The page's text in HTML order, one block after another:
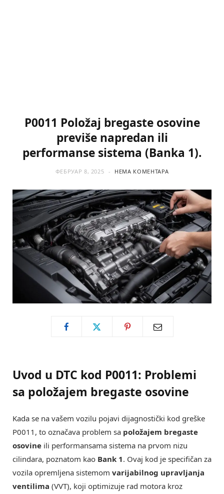
P0011 Položaj bregaste osovine
previše napredan ili
performanse sistema (Banka 1).
ФЕБРУАР 8, 2025 НЕМА КОМЕНТАРА
Uvod u DTC kod P0011: Problemi
sa položajem bregaste osovine
Kada se na vašem vozilu pojavi dijagnostički kod greške
P0011, to označava problem sa položajem bregaste
osovine ili performansama sistema na prvom nizu
cilindara, poznatom kao Bank 1. Ovaj kod je specifičan za
vozila opremljena sistemom varijabilnog upravljanja
ventilima (VVT), koji optimizuje rad motora kroz